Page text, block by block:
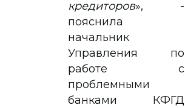
кредиторов», -
пояснила
начальник
Управления по
работе с
проблемными
банками КФГД